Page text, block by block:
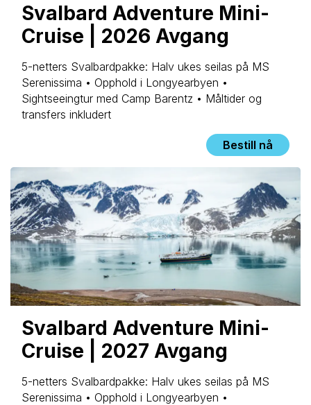
Svalbard Adventure Mini-
Cruise | 2026 Avgang
5-netters Svalbardpakke: Halv ukes seilas på MS
Serenissima • Opphold i Longyearbyen •
Sightseeingtur med Camp Barentz • Måltider og
transfers inkludert
Bestill nå
Svalbard Adventure Mini-
Cruise | 2027 Avgang
5-netters Svalbardpakke: Halv ukes seilas på MS
Serenissima • Opphold i Longyearbyen •